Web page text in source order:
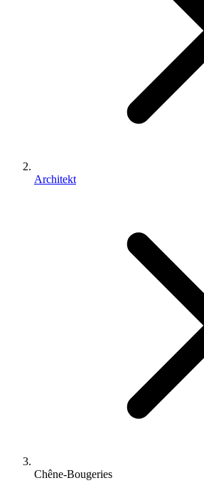
Architekt
Chêne-Bougeries